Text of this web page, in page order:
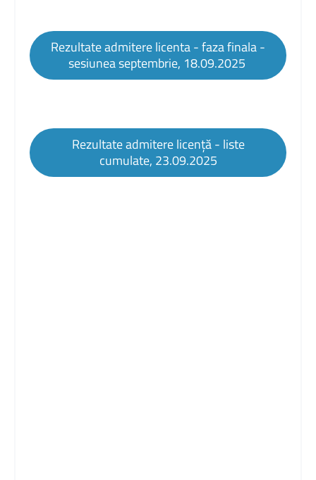
Rezultate admitere licenta - faza finala -
sesiunea septembrie, 18.09.2025
Rezultate admitere licență - liste
cumulate, 23.09.2025